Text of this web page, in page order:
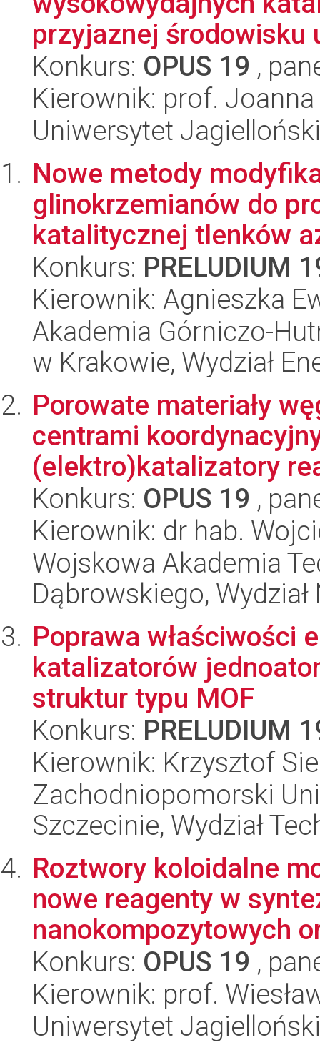
przyjaznej środowisku
Konkurs: OPUS 19 ,
Kierownik: prof.
Uniwersytet
Nowe metody
glinokrzemianów do
katalitycznej tlenków
Konkurs: PRELUDIUM
Kierownik: Agnieszka
Akademia Górniczo-
w Krakowie, Wydział
Porowate materiały
centrami
(elektro)katalizatory
Konkurs: OPUS 19 ,
Kierownik: dr hab.
Wojskowa Akademia
Dąbrowskiego,
Poprawa właściwości
katalizatorów
struktur typu MOF
Konkurs: PRELUDIUM
Kierownik: Krzysztof
Zachodniopomorski
Szczecinie, Wydział
Roztwory koloidalne
nowe reagenty w
nanokompozytowych
Konkurs: OPUS 19 ,
Kierownik: prof.
Uniwersytet